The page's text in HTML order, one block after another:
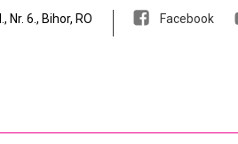
6., Bihor, RO Facebook